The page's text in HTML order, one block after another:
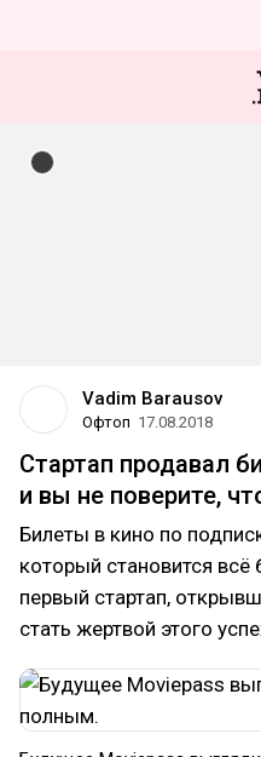
Vadim Barausov
Офтоп 17.08.2018
Стартап продавал
и вы не поверите,
Билеты в кино по
который становится
первый стартап,
стать жертвой этого